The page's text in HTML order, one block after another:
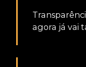
agora já vai